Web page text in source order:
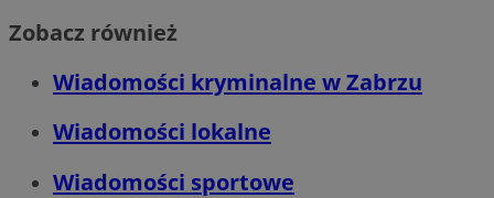
Zobacz również
Wiadomości kryminalne w Zabrzu
Wiadomości lokalne
Wiadomości sportowe